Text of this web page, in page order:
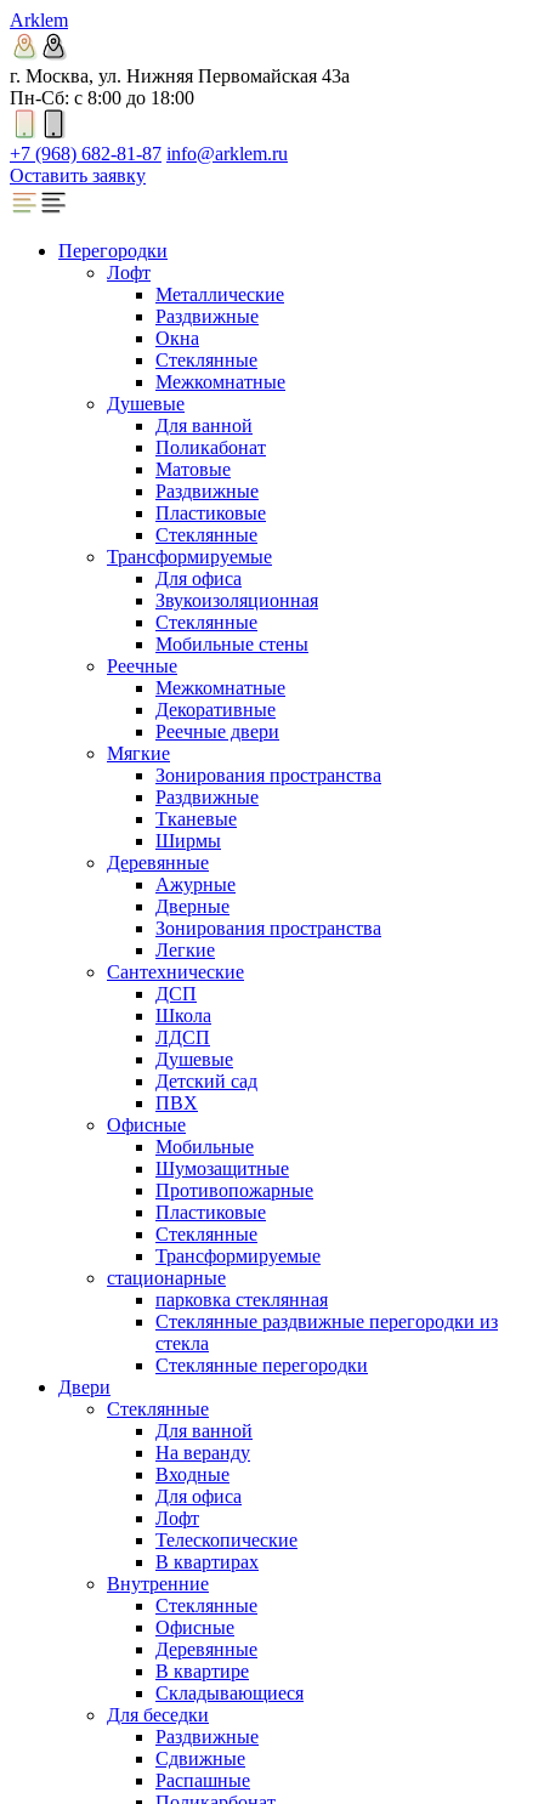
Arklem
г. Москва, ул. Нижняя Первомайская 43а
Пн-Сб: с 8:00 до 18:00
+7 (968) 682-81-87 info@arklem.ru
Оставить заявку
Перегородки
Лофт
Металлические
Раздвижные
Окна
Стеклянные
Межкомнатные
Душевые
Для ванной
Поликабонат
Матовые
Раздвижные
Пластиковые
Стеклянные
Трансформируемые
Для офиса
Звукоизоляционная
Стеклянные
Мобильные стены
Реечные
Межкомнатные
Декоративные
Реечные двери
Мягкие
Зонирования пространства
Раздвижные
Тканевые
Ширмы
Деревянные
Ажурные
Дверные
Зонирования пространства
Легкие
Сантехнические
ДСП
Школа
ЛДСП
Душевые
Детский сад
ПВХ
Офисные
Мобильные
Шумозащитные
Противопожарные
Пластиковые
Стеклянные
Трансформируемые
стационарные
парковка стеклянная
Стеклянные раздвижные перегородки из
стекла
Стеклянные перегородки
Двери
Стеклянные
Для ванной
На веранду
Входные
Для офиса
Лофт
Телескопические
В квартирах
Внутренние
Стеклянные
Офисные
Деревянные
В квартире
Складывающиеся
Для беседки
Раздвижные
Сдвижные
Распашные